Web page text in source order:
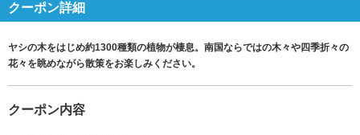
クーポン詳細
ヤシの木をはじめ約1300種類の植物が棲息。南国ならではの木々や四季折々の
花々を眺めながら散策をお楽しみください。
クーポン内容